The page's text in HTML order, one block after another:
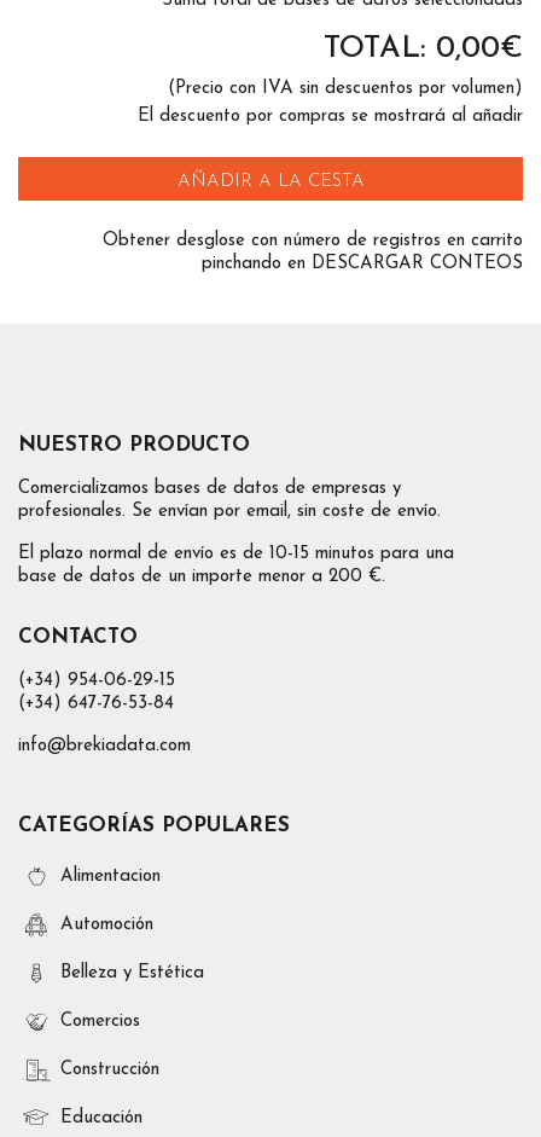
TOTAL: 0,00€
(Precio con IVA sin descuentos por volumen)
El descuento por compras se mostrará al añadir
AÑADIR A LA CESTA
Obtener desglose con número de registros en carrito
pinchando en DESCARGAR CONTEOS
NUESTRO PRODUCTO
Comercializamos bases de datos de empresas y
profesionales. Se envían por email, sin coste de envío.
El plazo normal de envío es de 10-15 minutos para una
base de datos de un importe menor a 200 €.
CONTACTO
(+34) 954-06-29-15
(+34) 647-76-53-84
info@brekiadata.com
CATEGORÍAS POPULARES
Alimentacion
Automoción
Belleza y Estética
Comercios
Construcción
Educación